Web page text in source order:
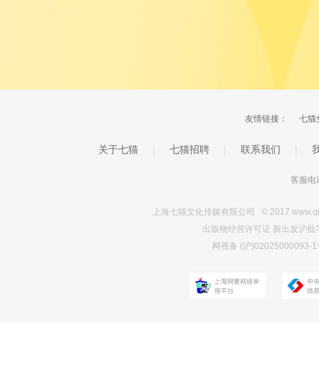
友情链接： 七猫
关于七猫 七猫招聘 联系我们
客服电
上海七猫文化传媒有限公司 © 2017
出版物经营许可证 新出发沪
网视备 (沪)02025000093-